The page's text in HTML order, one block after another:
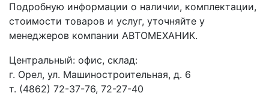
Подробную информации о наличии, комплектации,
стоимости товаров и услуг, уточняйте у
менеджеров компании АВТОМЕХАНИК.
​Центральный: офис, склад:
г. Орел, ул. Машиностроительная, д. 6
т. (4862) 72-37-76, 72-27-40